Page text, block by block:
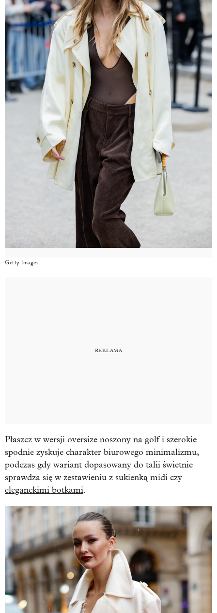
Getty Images
Płaszcz w wersji oversize noszony na golf i szerokie
spodnie zyskuje charakter biurowego minimalizmu,
podczas gdy wariant dopasowany do talii świetnie
sprawdza się w zestawieniu z sukienką midi czy
eleganckimi botkami.